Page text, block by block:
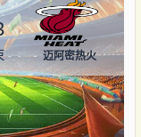
迈阿密热火